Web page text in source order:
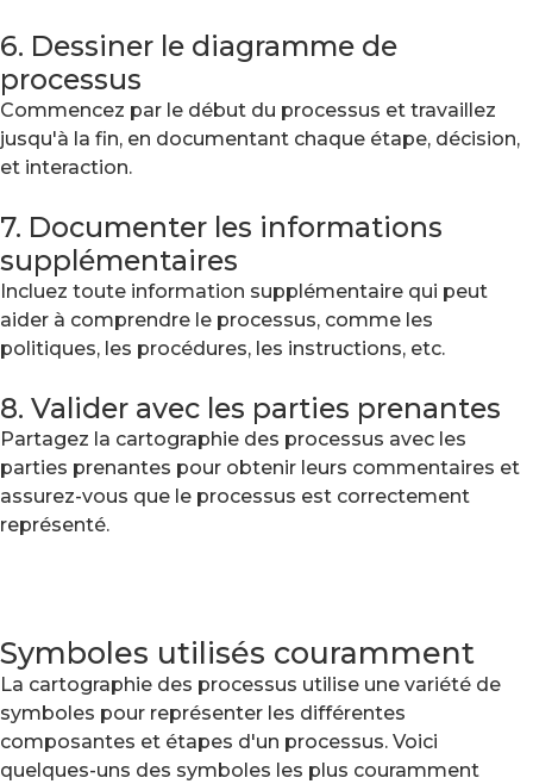
6. Dessiner le diagramme de
processus
Commencez par le début du processus et travaillez
jusqu'à la fin, en documentant chaque étape, décision,
et interaction.
7. Documenter les informations
supplémentaires
Incluez toute information supplémentaire qui peut
aider à comprendre le processus, comme les
politiques, les procédures, les instructions, etc.
8. Valider avec les parties prenantes
Partagez la cartographie des processus avec les
parties prenantes pour obtenir leurs commentaires et
assurez-vous que le processus est correctement
représenté.
Symboles utilisés couramment
La cartographie des processus utilise une variété de
symboles pour représenter les différentes
composantes et étapes d'un processus. Voici
quelques-uns des symboles les plus couramment